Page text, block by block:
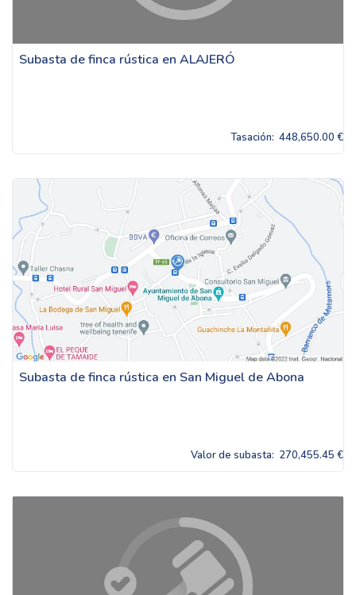
Subasta de finca rústica en ALAJERÓ
Tasación: 448,650.00 €
Subasta de finca rústica en San Miguel de Abona
Valor de subasta: 270,455.45 €